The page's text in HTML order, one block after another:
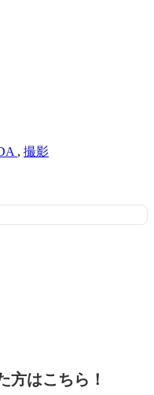
, 撮影
方はこちら！